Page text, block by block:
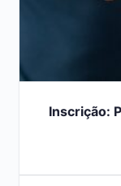
Inscrição: